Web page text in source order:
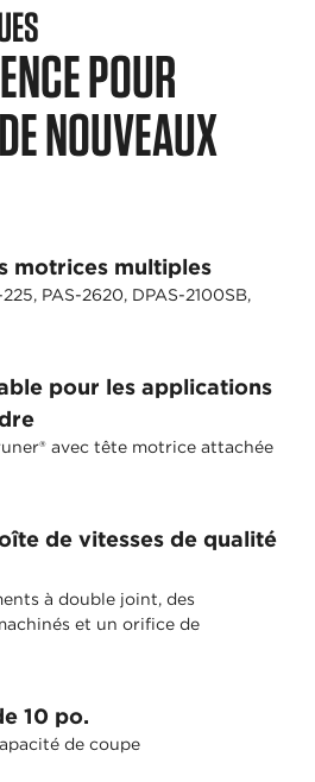
POUR
NOUVEAUX
motrices multiples
PAS-2620, DPAS-2100SB,
pour les applications
avec tête motrice attachée
de vitesses de qualité
à double joint, des
et un orifice de
10 po.
de coupe